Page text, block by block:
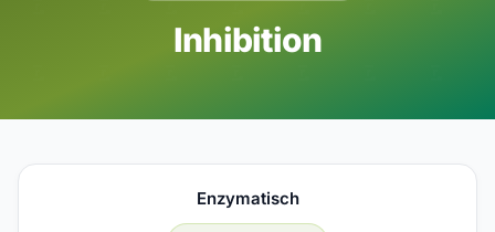
Inhibition
Enzymatisch